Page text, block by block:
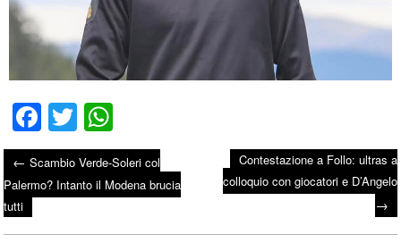
Fa
ce
bo
ok
T
wi
tte
r
ha
ts
A
pp
Post navigation
← Scambio Verde-Soleri col
Palermo? Intanto il Modena brucia
tutti
Contestazione a Follo: ultras a
colloquio con giocatori e D’Angelo
→